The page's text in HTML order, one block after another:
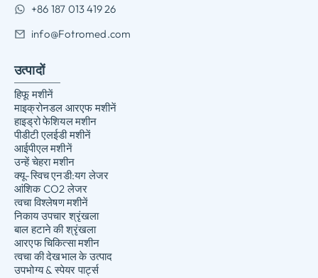
+86 187 013 419 26
info@Fotromed.com
उत्पादों
हिफू मशीनें
माइक्रोनडल आरएफ मशीनें
हाइड्रो फेशियल मशीन
पीडीटी एलईडी मशीनें
आईपीएल मशीनें
उन्हें चेहरा मशीन
क्यू-स्विच एनडी:यग लेजर
आंशिक CO2 लेजर
त्वचा विश्लेषण मशीनें
निकाय उपचार श्रृंखला
बाल हटाने की श्रृंखला
आरएफ चिकित्सा मशीन
त्वचा की देखभाल के उत्पाद
उपभोग्य & स्पेयर पार्ट्स